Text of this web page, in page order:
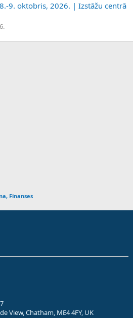
9. oktobris, 2026. | Izstāžu centrā
Finanses
View, Chatham, ME4 4FY, UK